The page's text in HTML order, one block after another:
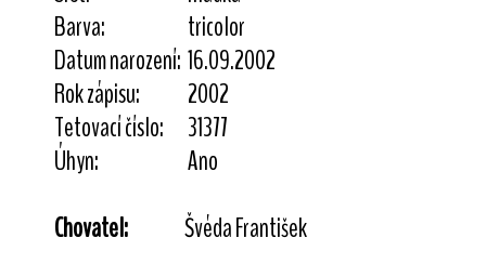
Barva:
tricolor
Datum narození: 16.09.2002
Rok zápisu:
2002
Tetovací číslo:
31377
Úhyn:
Ano
Chovatel:
Švéda František